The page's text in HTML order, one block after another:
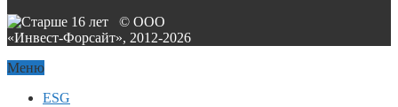
© ООО
«Инвест-Форсайт», 2012-2026
Меню
ESG